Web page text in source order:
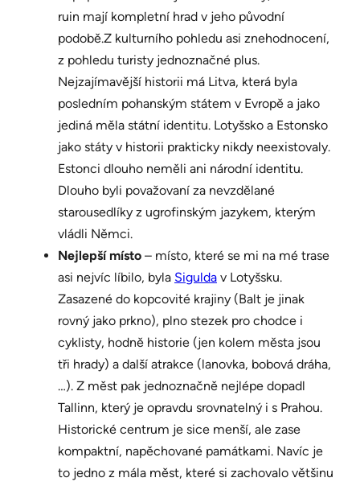
ruin mají kompletní hrad v jeho původní
podobě.Z kulturního pohledu asi znehodnocení,
z pohledu turisty jednoznačné plus.
Nejzajímavější historii má Litva, která byla
posledním pohanským státem v Evropě a jako
jediná měla státní identitu. Lotyšsko a Estonsko
jako státy v historii prakticky nikdy neexistovaly.
Estonci dlouho neměli ani národní identitu.
Dlouho byli považovaní za nevzdělané
starousedlíky z ugrofinským jazykem, kterým
vládli Němci.
Nejlepší místo – místo, které se mi na mé trase
asi nejvíc líbilo, byla Sigulda v Lotyšsku.
Zasazené do kopcovité krajiny (Balt je jinak
rovný jako prkno), plno stezek pro chodce i
cyklisty, hodně historie (jen kolem města jsou
tři hrady) a další atrakce (lanovka, bobová dráha,
…). Z měst pak jednoznačně nejlépe dopadl
Tallinn, který je opravdu srovnatelný i s Prahou.
Historické centrum je sice menší, ale zase
kompaktní, napěchované památkami. Navíc je
to jedno z mála měst, které si zachovalo většinu